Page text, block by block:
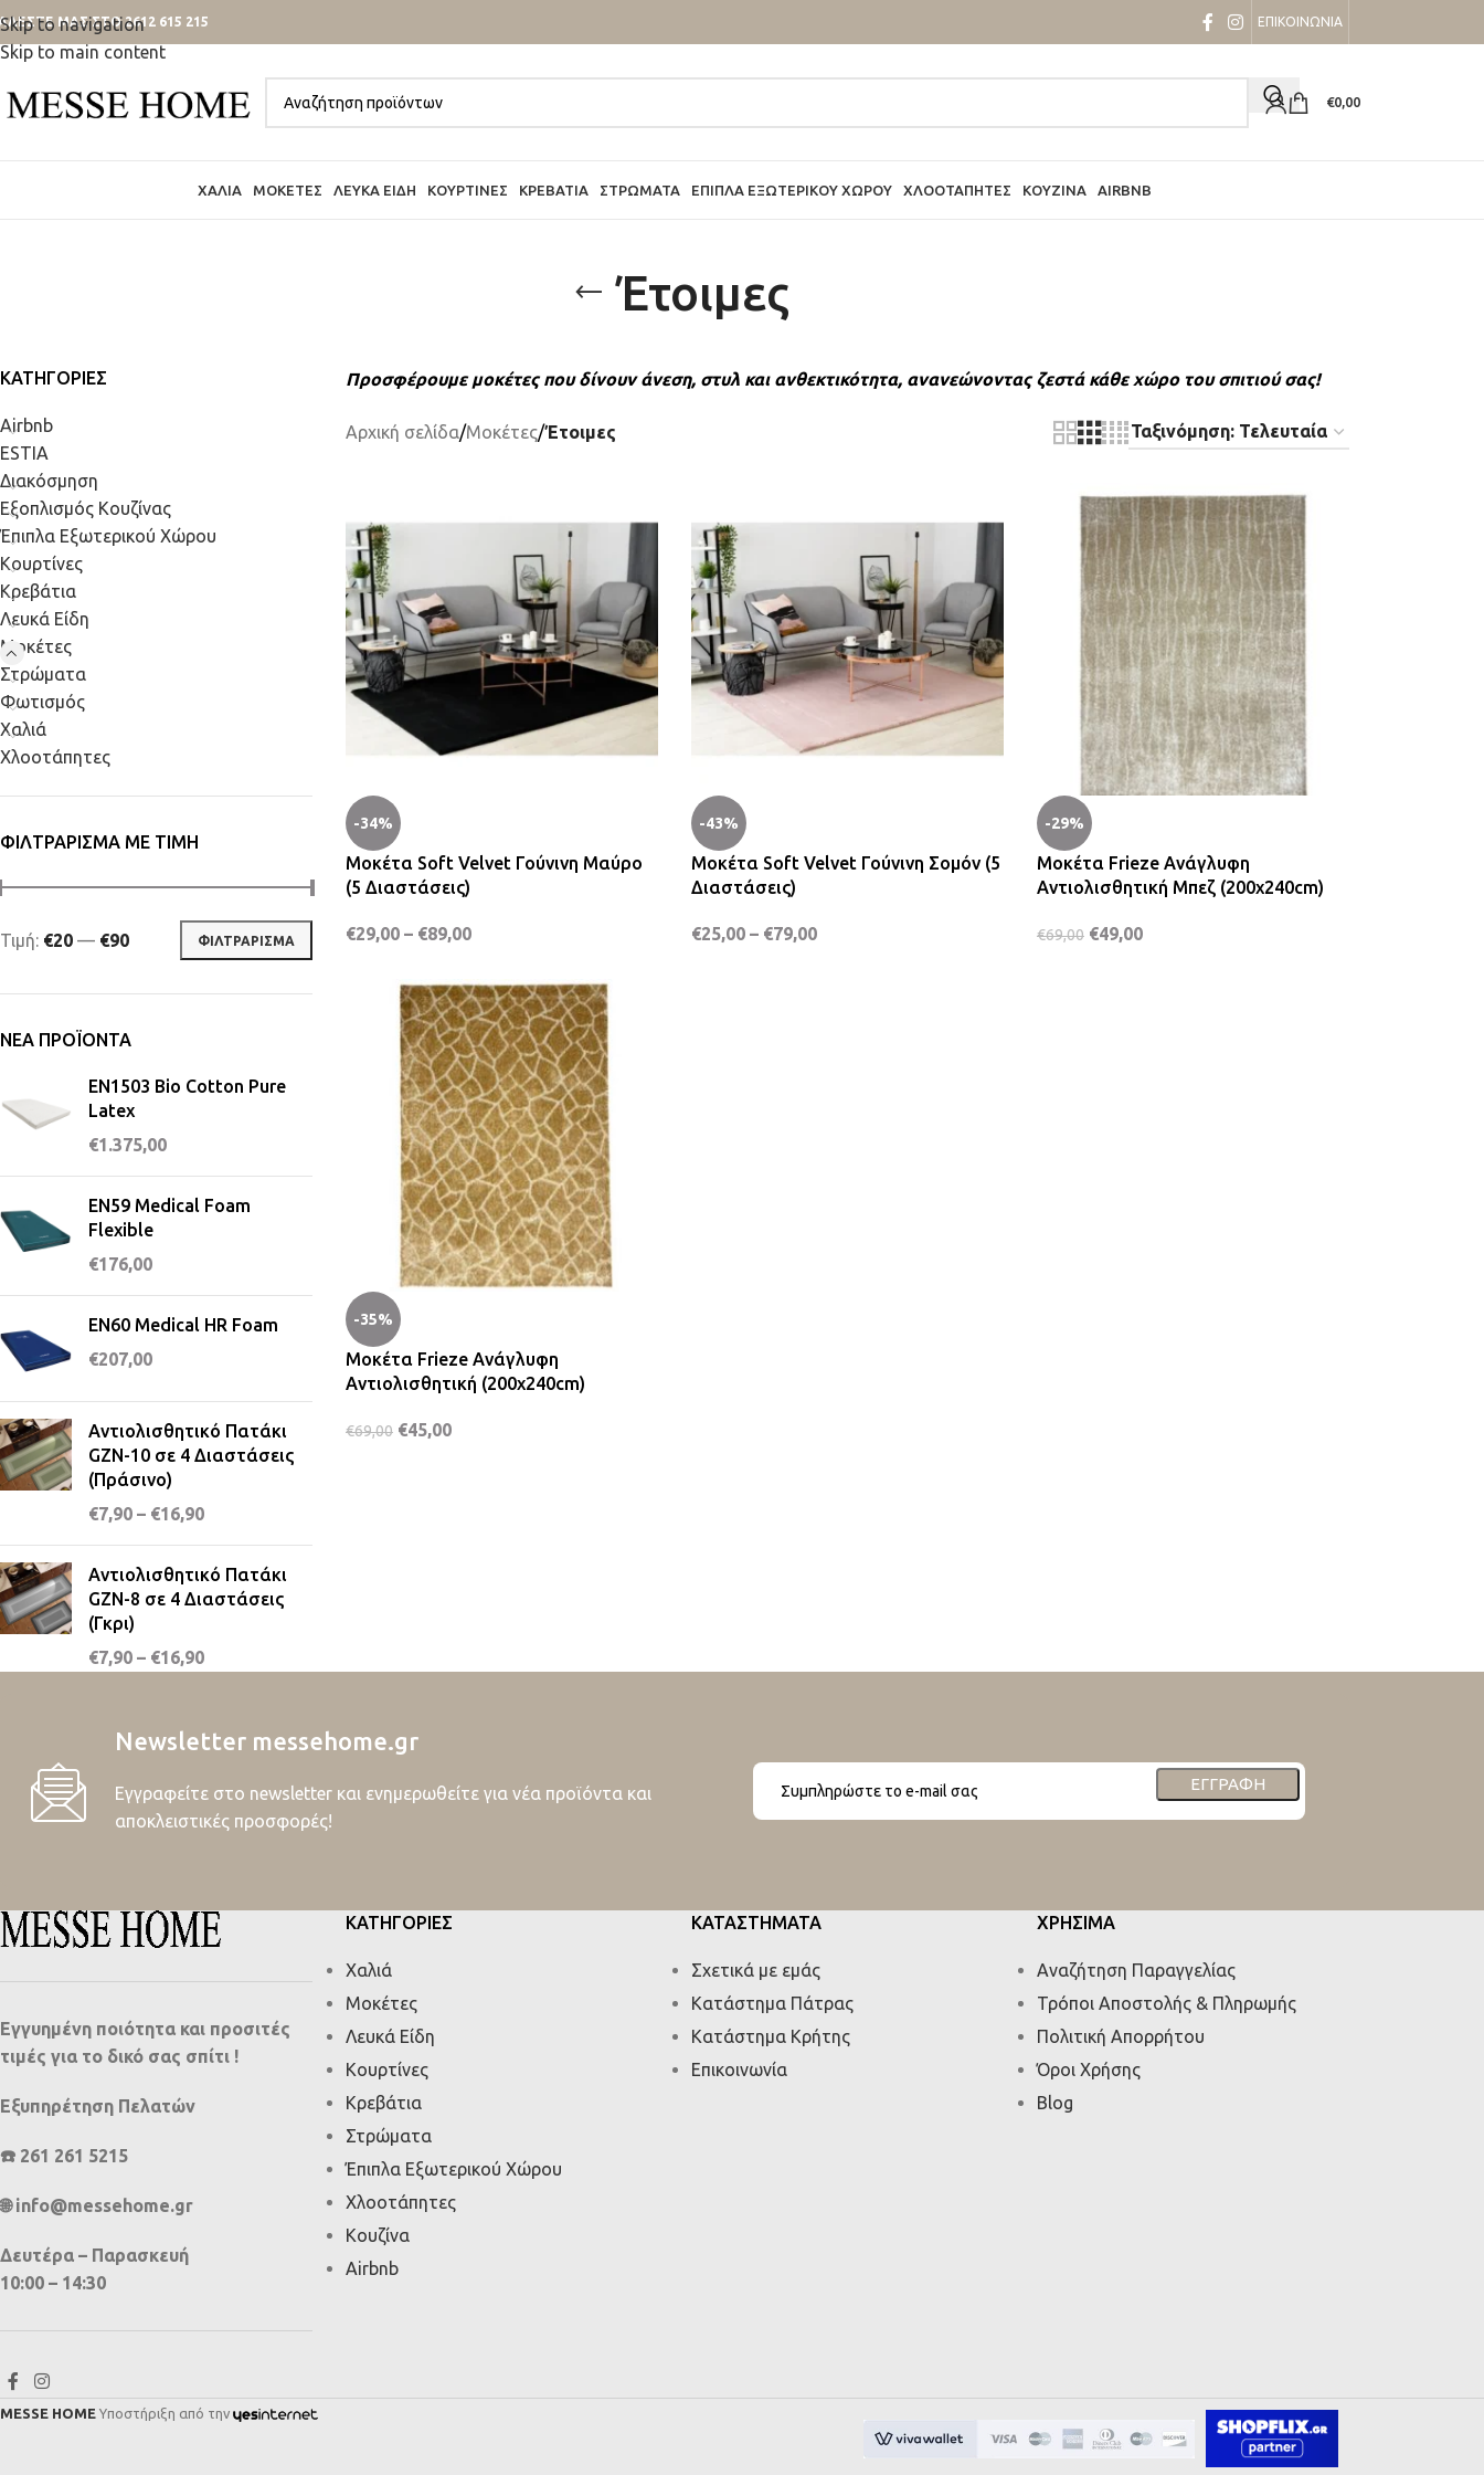
Skip to navigation
Skip to main content
ΜΑΣ ΣΤΟ 2612 615 215 ΕΠΙΚΟΙΝΩΝΙΑ
€0,00
ΧΑΛΙΆ ΜΟΚΈΤΕΣ ΛΕΥΚΆ ΕΊΔΗ ΚΟΥΡΤΊΝΕΣ ΚΡΕΒΆΤΙΑ ΣΤΡΏΜΑΤΑ ΈΠΙΠΛΑ ΕΞΩΤΕΡΙΚΟΎ ΧΏΡΟΥ ΧΛΟΟΤΆΠΗΤΕΣ ΚΟΥΖΊΝΑ AIRBNB
Έτοιμες
ΚΑΤΗΓΟΡΊΕΣ
Airbnb
ESTIA
Διακόσμηση
Εξοπλισμός Κουζίνας
Έπιπλα Εξωτερικού Χώρου
Κουρτίνες
Κρεβάτια
Λευκά Είδη
Μοκέτες
Στρώματα
Φωτισμός
Χαλιά
Χλοοτάπητες
ΦΙΛΤΡΆΡΙΣΜΑ ΜΕ ΤΙΜΉ
ΦΙΛΤΡΆΡΙΣΜΑ
Τιμή: €20 — €90
ΝΈΑ ΠΡΟΪΌΝΤΑ
EN1503 Bio Cotton Pure
Latex
€1.375,00
EN59 Medical Foam
Flexible
€176,00
EN60 Medical HR Foam
€207,00
Αντιολισθητικό Πατάκι
GZN-10 σε 4 Διαστάσεις
(Πράσινο)
€7,90 – €16,90
Αντιολισθητικό Πατάκι
GZN-8 σε 4 Διαστάσεις
(Γκρι)
€7,90 – €16,90
Προσφέρουμε μοκέτες που δίνουν άνεση, στυλ και ανθεκτικότητα, ανανεώνοντας ζεστά κάθε χώρο του σπιτιού σας!
Αρχική σελίδα/Μοκέτες/Έτοιμες
-34%
Μοκέτα Soft Velvet Γούνινη Μαύρο
(5 Διαστάσεις)
€29,00 – €89,00
-43%
Μοκέτα Soft Velvet Γούνινη Σομόν (5
Διαστάσεις)
€25,00 – €79,00
-29%
Μοκέτα Frieze Ανάγλυφη
Αντιολισθητική Μπεζ (200x240cm)
€69,00 €49,00
-35%
Μοκέτα Frieze Ανάγλυφη
Αντιολισθητική (200x240cm)
€69,00 €45,00
Newsletter messehome.gr
Εγγραφείτε στο newsletter και ενημερωθείτε για νέα προϊόντα και
αποκλειστικές προσφορές!
ΕΓΓΡΑΦΉ
Εγγυημένη ποιότητα και προσιτές
τιμές για το δικό σας σπίτι !
Εξυπηρέτηση Πελατών
☎️ 261 261 5215
🌐 info@messehome.gr
Δευτέρα – Παρασκευή
10:00 – 14:30
ΚΑΤΗΓΟΡΙΕΣ
Χαλιά
Μοκέτες
Λευκά Είδη
Κουρτίνες
Κρεβάτια
Στρώματα
Έπιπλα Εξωτερικού Χώρου
Χλοοτάπητες
Κουζίνα
Airbnb
ΚΑΤΑΣΤΗΜΑΤΑ
Σχετικά με εμάς
Κατάστημα Πάτρας
Κατάστημα Κρήτης
Επικοινωνία
ΧΡΗΣΙΜΑ
Αναζήτηση Παραγγελίας
Τρόποι Αποστολής & Πληρωμής
Πολιτική Απορρήτου
Όροι Χρήσης
Blog
MESSE HOME Υποστήριξη από την